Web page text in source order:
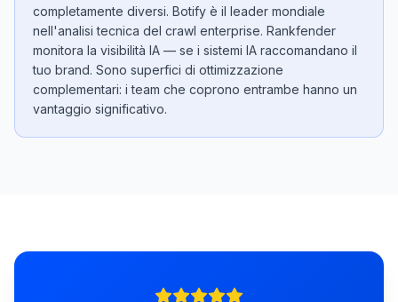
completamente diversi. Botify è il leader mondiale
nell'analisi tecnica del crawl enterprise. Rankfender
monitora la visibilità IA — se i sistemi IA raccomandano il
tuo brand. Sono superfici di ottimizzazione
complementari: i team che coprono entrambe hanno un
vantaggio significativo.